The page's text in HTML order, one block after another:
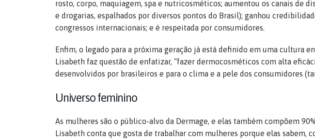
rosto, corpo, maquiagem, spa e nutricosméticos; aumentou os canais de
e drogarias, espalhados por diversos pontos do Brasil); ganhou
congressos internacionais; e é respeitada por consumidores.
Enfim, o legado para a próxima geração já está definido em uma cultura
Lisabeth faz questão de enfatizar, “fazer dermocosméticos com alta
desenvolvidos por brasileiros e para o clima e a pele dos consumidores
Universo feminino
As mulheres são o público-alvo da Dermage, e elas também compõem
Lisabeth conta que gosta de trabalhar com mulheres porque elas sabem,